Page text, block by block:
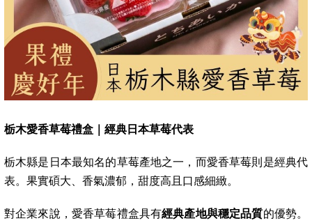
栃木愛香草莓禮盒｜經典日本草莓代表
栃木縣是日本最知名的草莓產地之一，而愛香草莓則是經典代
表。果實碩大、香氣濃郁，甜度高且口感細緻。
對企業來說，愛香草莓禮盒具有經典產地與穩定品質的優勢。